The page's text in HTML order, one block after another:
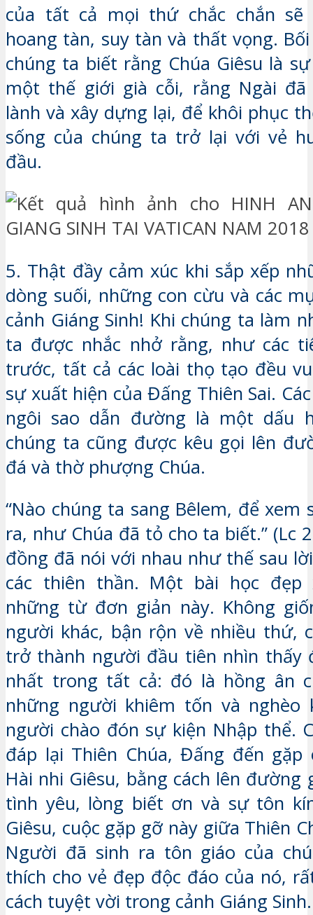
của tất cả mọi thứ chắc chắn sẽ
hoang tàn, suy tàn và thất vọng.
chúng ta biết rằng Chúa Giêsu là
một thế giới già cỗi, rằng Ngài
lành và xây dựng lại, để khôi phục
sống của chúng ta trở lại với vẻ
đầu.
5. Thật đầy cảm xúc khi sắp xếp
dòng suối, những con cừu và các
cảnh Giáng Sinh! Khi chúng ta làm
ta được nhắc nhở rằng, như các
trước, tất cả các loài thọ tạo đều
sự xuất hiện của Đấng Thiên Sai.
ngôi sao dẫn đường là một dấu
chúng ta cũng được kêu gọi lên
đá và thờ phượng Chúa.
“Nào chúng ta sang Bêlem, để xem
ra, như Chúa đã tỏ cho ta biết.” (Lc
đồng đã nói với nhau như thế sau
các thiên thần. Một bài học
những từ đơn giản này. Không
người khác, bận rộn về nhiều thứ,
trở thành người đầu tiên nhìn thấy
nhất trong tất cả: đó là hồng ân
những người khiêm tốn và nghèo
người chào đón sự kiện Nhập thể.
đáp lại Thiên Chúa, Đấng đến gặp
Hài nhi Giêsu, bằng cách lên đường
tình yêu, lòng biết ơn và sự tôn
Giêsu, cuộc gặp gỡ này giữa Thiên
Người đã sinh ra tôn giáo của
thích cho vẻ đẹp độc đáo của nó,
cách tuyệt vời trong cảnh Giáng Sinh.